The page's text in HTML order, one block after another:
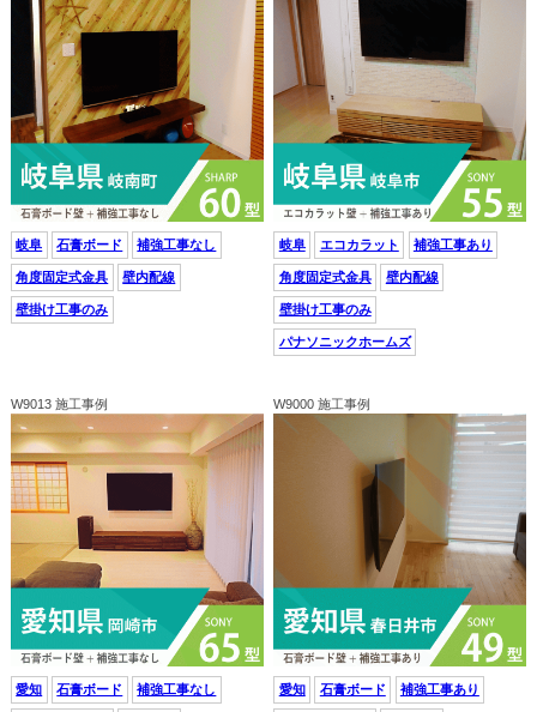
岐阜 石膏ボード 補強工事なし
角度固定式金具 壁内配線
壁掛け工事のみ
岐阜 エコカラット 補強工事あり
角度固定式金具 壁内配線
壁掛け工事のみ
パナソニックホームズ
W9013 施工事例
愛知 石膏ボード 補強工事なし
W9000 施工事例
愛知 石膏ボード 補強工事あり